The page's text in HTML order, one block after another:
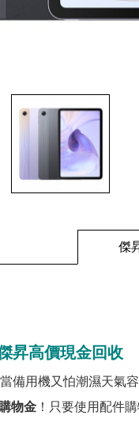
傑
昇高價現金回收
備用機又怕潮濕天氣
物金 ！只要使用配件